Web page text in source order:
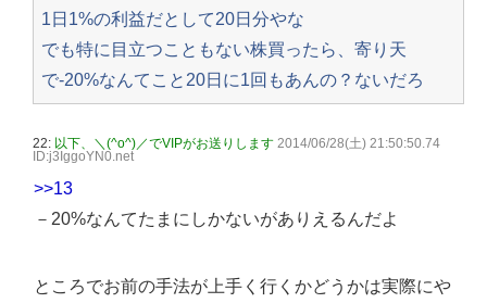
1日1%の利益だとして20日分やな
でも特に目立つこともない株買ったら、寄り天
で-20%なんてこと20日に1回もあんの？ないだろ
22: 以下、＼(^o^)／でVIPがお送りします 2014/06/28(土) 21:50:50.74
ID:j3IggoYN0.net
>>13
－20%なんてたまにしかないがありえるんだよ
ところでお前の手法が上手く行くかどうかは実際にや